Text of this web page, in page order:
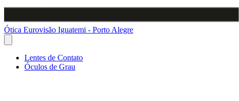
Ótica Eurovisão Iguatemi - Porto Alegre
Lentes de Contato
Óculos de Grau